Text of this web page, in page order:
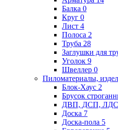
Балка 0
Круг 0
Лист 4
Полоса 2
Труба 28
Заглушки для
Уголок 9
Швеллер 0
Пиломатериалы,
Блок-Хаус 2
Брусок
ДВП, ДСП,
Доска 7
Доска-пола 5